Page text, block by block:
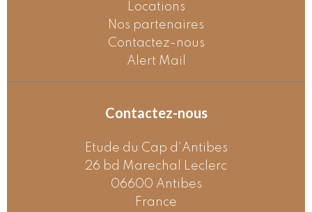
Locations
Nos partenaires
Contactez-nous
Alert Mail
Contactez-nous
Etude du Cap d'Antibes
26 bd Marechal Leclerc
06600 Antibes
France